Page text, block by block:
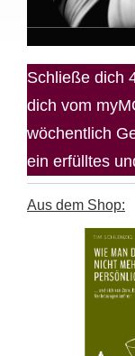
Schließe dich
dich vom
wöchentlich
ein erfülltes
Aus dem Shop: